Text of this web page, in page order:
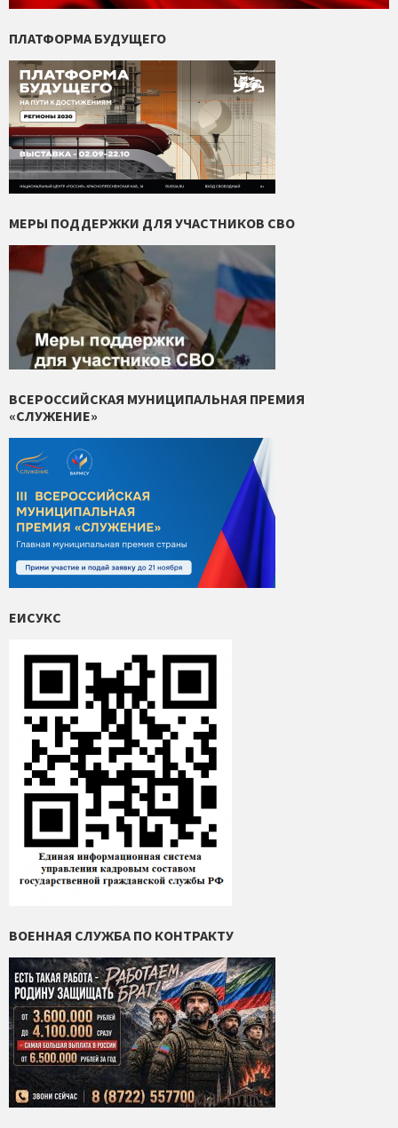
ПЛАТФОРМА БУДУЩЕГО
МЕРЫ ПОДДЕРЖКИ ДЛЯ УЧАСТНИКОВ СВО
ВСЕРОССИЙСКАЯ МУНИЦИПАЛЬНАЯ ПРЕМИЯ
«СЛУЖЕНИЕ»
ЕИСУКС
ВОЕННАЯ СЛУЖБА ПО КОНТРАКТУ